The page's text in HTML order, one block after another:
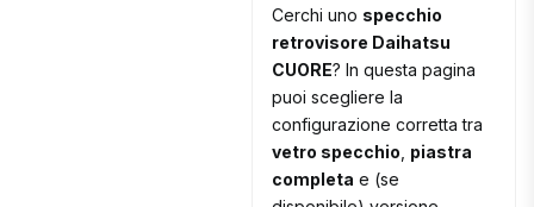
Cerchi uno specchio
retrovisore Daihatsu
CUORE? In questa pagina
puoi scegliere la
configurazione corretta tra
vetro specchio piastra
completa e (se